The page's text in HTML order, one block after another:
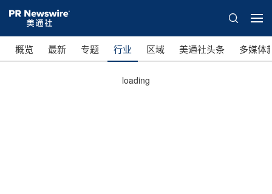
概览 最新 专题 行业 区域 美通社头条 多媒体
loading